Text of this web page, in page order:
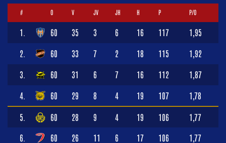
# O V JV JH H P P/O
1. 60 35 3 6 16 117 1,95
2. 60 33 7 2 18 115 1,92
3. 60 31 6 7 16 112 1,87
4. 60 29 8 4 19 107 1,78
5. 60 28 9 4 19 106 1,77
6. 60 26 11 6 17 106 1,77